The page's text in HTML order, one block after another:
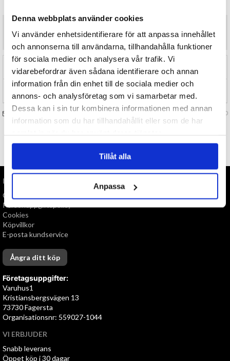
Denna webbplats använder cookies
Vi använder enhetsidentifierare för att anpassa innehållet
och annonserna till användarna, tillhandahålla funktioner
för sociala medier och analysera vår trafik. Vi
vidarebefordrar även sådana identifierare och annan
information från din enhet till de sociala medier och
annons- och analysföretag som vi samarbetar med.
Dessa kan i sin tur kombinera informationen med annan
information som du har tillhandahållit eller som de har
Tillåt alla
Anpassa
Partypåsar i 6-pack med motiv av "Mimmi Pigg".
Mått ca 23x17 cm.
RECENSIONER (0)
FRÅGA OSS OM VARAN Art. nr 148280
INFORMATION
Om oss
Personuppgiftspolicy
Cookies
Köpvillkor
E-posta kundservice
Ångra ditt köp
Företagsuppgifter:
Varuhus1
Kristiansbergsvägen 13
73730 Fagersta
Organisationsnr: 559027-1044
VI ERBJUDER
Snabb leverans
Öppet köp i 30 dagar